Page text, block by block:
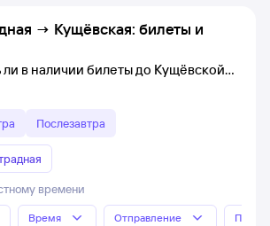
→ Кущёвская: билеты и
ли в наличии билеты до Кущёвской
Послезавтра
времени
Время Отправление